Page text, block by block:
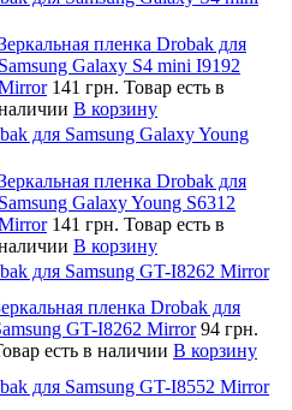
пленка Drobak для
Samsung Galaxy S4 mini I9192
141 грн. Товар есть в
В корзину
для Samsung Galaxy Young
пленка Drobak для
Samsung Galaxy Young S6312
141 грн. Товар есть в
В корзину
для Samsung GT-I8262 Mirror
пленка Drobak для
GT-I8262 Mirror 94 грн.
есть в наличии В корзину
для Samsung GT-I8552 Mirror